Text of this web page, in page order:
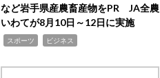
など岩手県産農畜産物をPR JA全農
いわてが8月10日～12日に実施
スポーツ ビジネス